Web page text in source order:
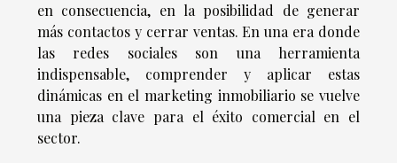
en consecuencia, en la posibilidad de generar
más contactos y cerrar ventas. En una era donde
las redes sociales son una herramienta
indispensable, comprender y aplicar estas
dinámicas en el marketing inmobiliario se vuelve
una pieza clave para el éxito comercial en el
sector.